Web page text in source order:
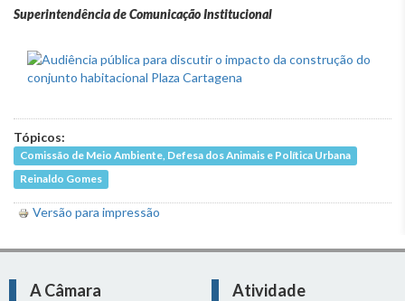
Superintendência de Comunicação Institucional
Tópicos:
Comissão de Meio Ambiente, Defesa dos Animais e Política Urbana
Reinaldo Gomes
Versão para impressão
A Câmara
Atividade